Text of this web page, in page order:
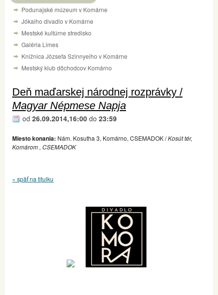
Podunajské múzeum v Komárne
Jókaiho divadlo v Komárne
Mestské kultúrne stredisko
Galéria Limes
Knižnica Józsefa Szinnyeiho v Komárne
Mestský klub dôchodcov Komárno
Deň maďarskej národnej rozprávky /
Magyar Népmese Napja
od 26.09.2014,16:00 do 23:59
Miesto konania: Nám. Kosutha 3, Komárno, CSEMADOK /Kosút tér,
Komárom , CSEMADOK
« späť na titulku